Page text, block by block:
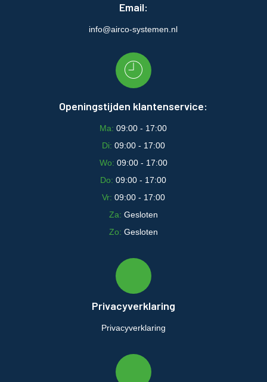
Email:
info@airco-systemen.nl
Openingstijden klantenservice:
Ma:09:00 - 17:00
Di: 09:00 - 17:00
Wo: 09:00 - 17:00
Do:09:00 - 17:00
Vr: 09:00 - 17:00
Za: Gesloten
Zo: Gesloten
Privacyverklaring
Privacyverklaring